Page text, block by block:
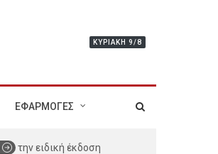
ΚΥΡΙΑΚΉ 9/8
ΕΦΑΡΜΟΓΕΣ
την ειδική έκδοση